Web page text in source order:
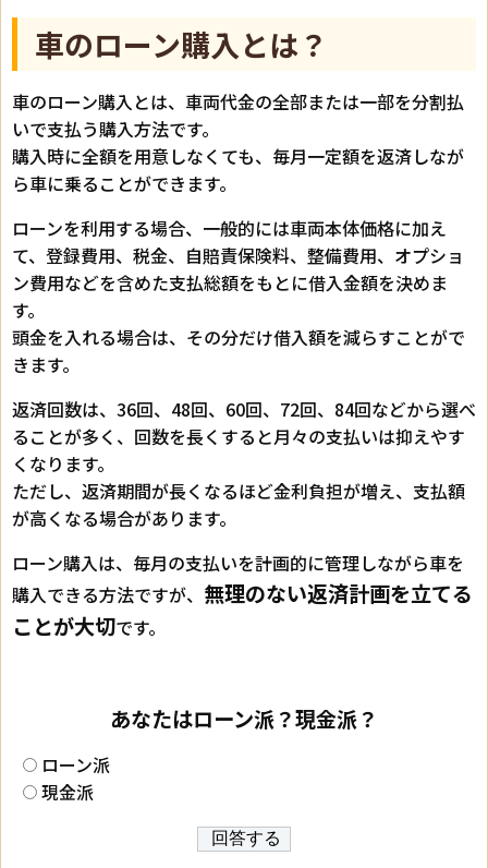
車のローン購入とは？
車のローン購入とは、車両代金の全部または一部を分割払
いで支払う購入方法です。
購入時に全額を用意しなくても、毎月一定額を返済しなが
ら車に乗ることができます。
ローンを利用する場合、一般的には車両本体価格に加え
て、登録費用、税金、自賠責保険料、整備費用、オプショ
ン費用などを含めた支払総額をもとに借入金額を決めま
す。
頭金を入れる場合は、その分だけ借入額を減らすことがで
きます。
返済回数は、36回、48回、60回、72回、84回などから選べ
ることが多く、回数を長くすると月々の支払いは抑えやす
くなります。
ただし、返済期間が長くなるほど金利負担が増え、支払額
が高くなる場合があります。
ローン購入は、毎月の支払いを計画的に管理しながら車を
購入できる方法ですが、 無理のない返済計画を立てる
ことが大切です。
あなたはローン派？現金派？
ローン派
現金派